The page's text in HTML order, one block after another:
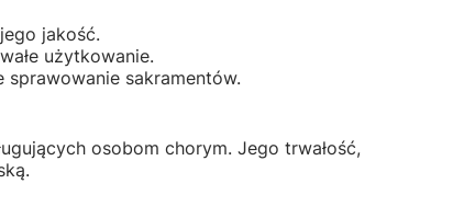
jakość.
użytkowanie.
sakramentów.
osobom chorym. Jego trwałość,